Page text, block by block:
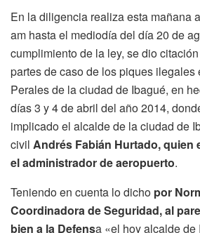
En la diligencia realiza esta mañana
am hasta el mediodía del día 20 de
cumplimiento de la ley, se dio
partes de caso de los piques ilegales
Perales de la ciudad de Ibagué, en
días 3 y 4 de abril del año 2014,
implicado el alcalde de la ciudad de
civil Andrés Fabián Hurtado, quien
el administrador de aeropuerto.
Teniendo en cuenta lo dicho por
Coordinadora de Seguridad, al
bien a la Defensa «el hoy alcalde de